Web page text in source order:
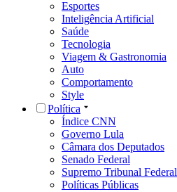
Esportes
Inteligência Artificial
Saúde
Tecnologia
Viagem & Gastronomia
Auto
Comportamento
Style
Política
Índice CNN
Governo Lula
Câmara dos Deputados
Senado Federal
Supremo Tribunal Federal
Políticas Públicas